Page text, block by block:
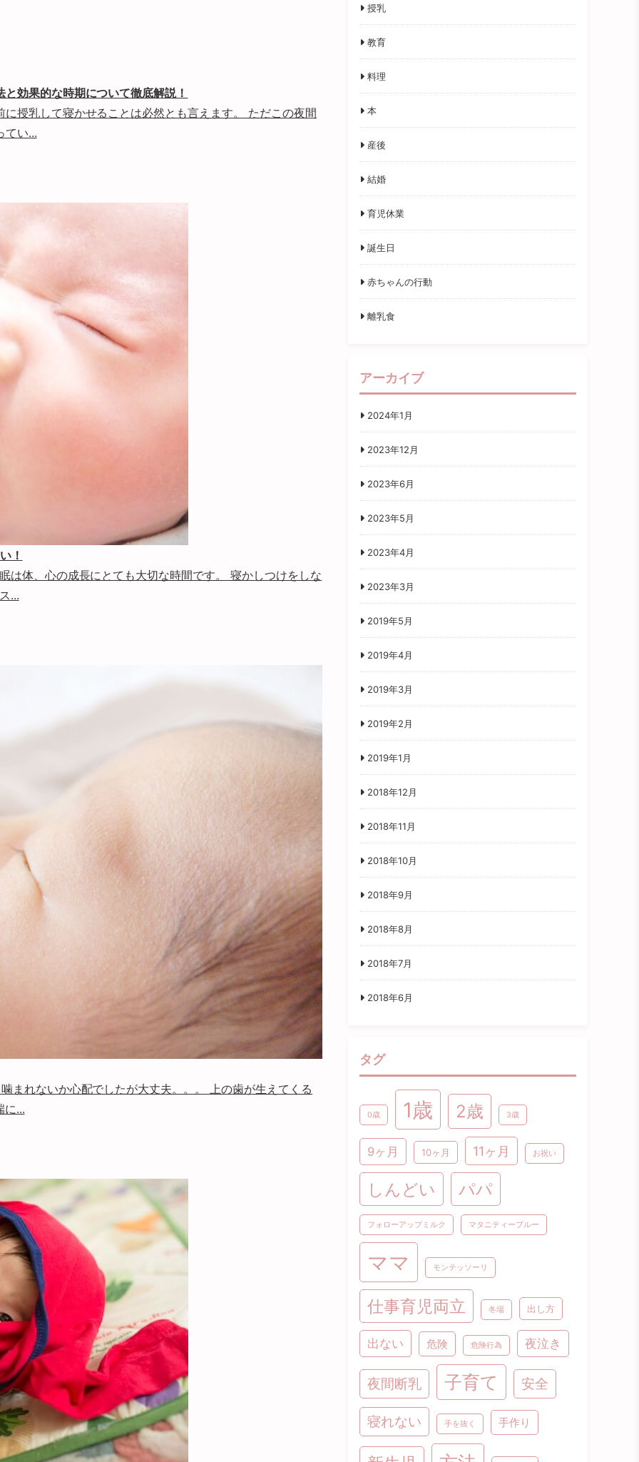
効果的な時期について徹底解説！
授乳して寝かせることは必然とも言えます。 ただこの夜間
てい...
！
は体、心の成長にとても大切な時間です。 寝かしつけをしな
...
まれないか心配でしたが大丈夫。。。 上の歯が生えてくる
に...
授乳
教育
料理
本
産後
結婚
育児休業
誕生日
赤ちゃんの行動
離乳食
アーカイブ
2024年1月
2023年12月
2023年6月
2023年5月
2023年4月
2023年3月
2019年5月
2019年4月
2019年3月
2019年2月
2019年1月
2018年12月
2018年11月
2018年10月
2018年9月
2018年8月
2018年7月
2018年6月
タグ
0歳 1歳 2歳 3歳
9ヶ月 10ヶ月 11ヶ月 お祝い
しんどい パパ
フォローアップミルク マタニティーブルー
ママ モンテッソーリ
仕事育児両立 冬場 出し方
出ない 危険 危険行為 夜泣き
夜間断乳 子育て 安全
寝れない 手を抜く 手作り